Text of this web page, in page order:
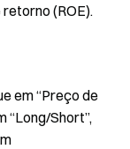
(ROE).
em “Preço de
“Long/Short”,